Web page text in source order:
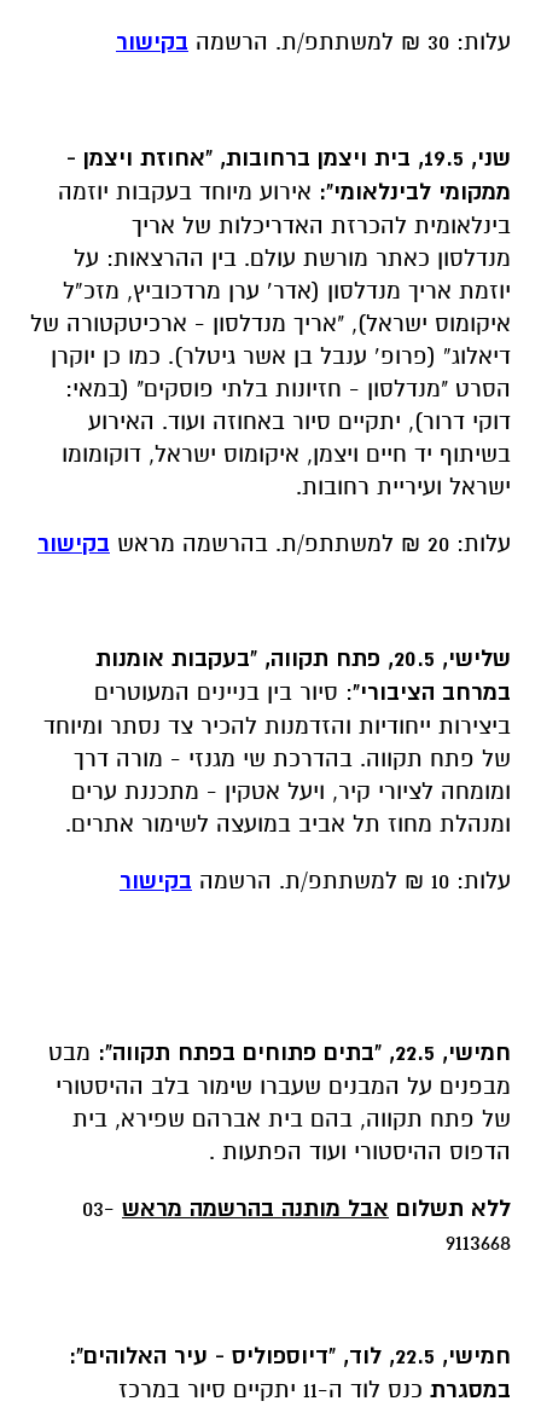
עלות: 30 ₪ למשתתפ/ת. הרשמה בקישור
שני, 19.5, בית ויצמן ברחובות, "אחוזת ויצמן -
ממקומי לבינלאומי": אירוע מיוחד בעקבות יוזמה
בינלאומית להכרזת האדריכלות של אריך
מנדלסון כאתר מורשת עולם. בין ההרצאות: על
יוזמת אריך מנדלסון (אדר’ ערן מרדכוביץ, מזכ”ל
איקומוס ישראל), "אריך מנדלסון - ארכיטקטורה של
דיאלוג” (פרופ’ ענבל בן אשר גיטלר). כמו כן יוקרן
הסרט "מנדלסון - חזיונות בלתי פוסקים" (במאי:
דוקי דרור), יתקיים סיור באחוזה ועוד. האירוע
בשיתוף יד חיים ויצמן, איקומוס ישראל, דוקומומו
ישראל ועיריית רחובות.
עלות: 20 ₪ למשתתפ/ת. בהרשמה מראש בקישור
שלישי, 20.5, פתח תקווה, "בעקבות אומנות
במרחב הציבורי": סיור בין בניינים המעוטרים
ביצירות ייחודיות והזדמנות להכיר צד נסתר ומיוחד
של פתח תקווה. בהדרכת שי מגנזי - מורה דרך
ומומחה לציורי קיר, ויעל אטקין - מתכננת ערים
ומנהלת מחוז תל אביב במועצה לשימור אתרים.
עלות: 10 ₪ למשתתפ/ת. הרשמה בקישור
חמישי, 22.5, "בתים פתוחים בפתח תקווה" : מבט
מבפנים על המבנים שעברו שימור בלב ההיסטורי
של פתח תקווה, בהם בית אברהם שפירא, בית
הדפוס ההיסטורי ועוד הפתעות .
ללא תשלום אבל מותנה בהרשמה מראש 03-
9113668
חמישי, 22.5, לוד, "דיוספוליס - עיר האלוהים":
במסגרת
כנס לוד ה-11 יתקיים סיור במרכז